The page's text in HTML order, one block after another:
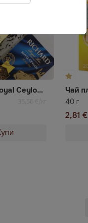
Чай черен Royal Ceylon Richard
35,56 €/кг 40 г
2,81 €